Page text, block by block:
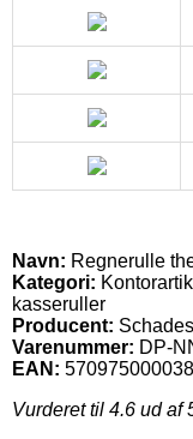
Navn: Regnerulle
Kategori:
kasseruller
Producent: Schades
Varenummer: DP-
EAN:
Vurderet til 4.6 ud af